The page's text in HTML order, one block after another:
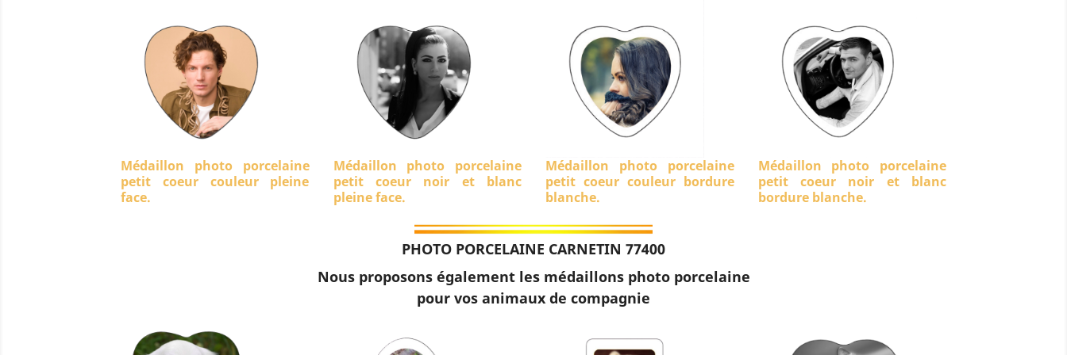
Médaillon photo porcelaine
petit coeur couleur pleine
face.
Médaillon photo porcelaine
petit coeur noir et blanc
pleine face.
Médaillon photo porcelaine
petit coeur couleur bordure
blanche.
Médaillon photo porcelaine
petit coeur noir et blanc
bordure blanche.
PHOTO PORCELAINE CARNETIN 77400
Nous proposons également les médaillons photo porcelaine
pour vos animaux de compagnie